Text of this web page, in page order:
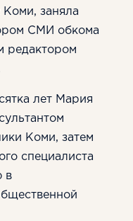
заняла
СМИ обкома
редактором
лет Мария
Коми, затем
специалиста
в